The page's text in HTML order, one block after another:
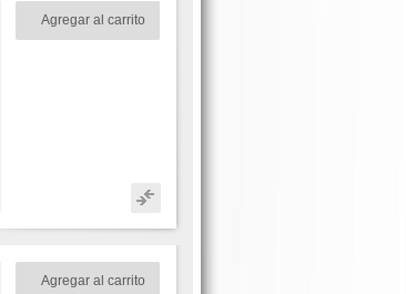
Agregar al carrito
Agregar al carrito